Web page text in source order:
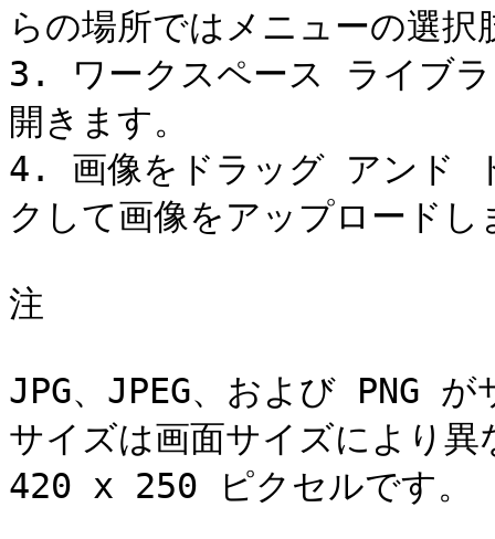
らの場所ではメニューの選択
3. ワークスペース ライブラ
開きます。
4. 画像をドラッグ アンド
クして画像をアップロードし
注
JPG、JPEG、および PNG
サイズは画面サイズにより
420 x 250 ピクセルです。